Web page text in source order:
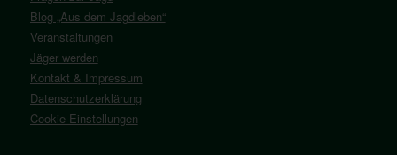
Blog „Aus dem Jagdleben“
Veranstaltungen
Jäger werden
Kontakt & Impressum
Datenschutzerklärung
Cookie-Einstellungen